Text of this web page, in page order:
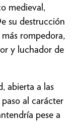
medieval,
su destrucción
rompedora,
y luchador de
abierta a las
al carácter
pese a